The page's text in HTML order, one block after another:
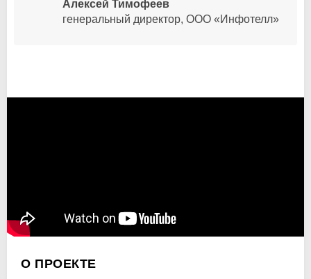
Алексей Тимофеев
генеральный директор, ООО «Инфотелл»
О ПРОЕКТЕ